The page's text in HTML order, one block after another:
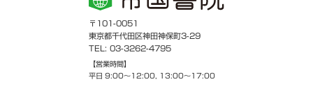
〒101-0051
東京都千代田区神田神保町3-29
TEL: 03-3262-4795
【営業時間】
平日 9:00～12:00, 13:00～17:00